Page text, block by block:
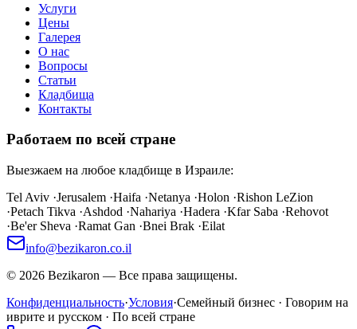
Услуги
Цены
Галерея
О нас
Вопросы
Статьи
Кладбища
Контакты
Работаем по всей стране
Выезжаем на любое кладбище в Израиле:
Tel Aviv ·Jerusalem ·Haifa ·Netanya ·Holon ·Rishon LeZion
·Petach Tikva ·Ashdod ·Nahariya ·Hadera ·Kfar Saba ·Rehovot
·Be'er Sheva ·Ramat Gan ·Bnei Brak ·Eilat
info@bezikaron.co.il
© 2026 Bezikaron — Все права защищены.
Конфиденциальность·Условия·Семейный бизнес · Говорим на
иврите и русском · По всей стране